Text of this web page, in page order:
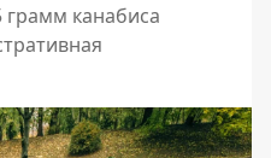
грамм канабиса